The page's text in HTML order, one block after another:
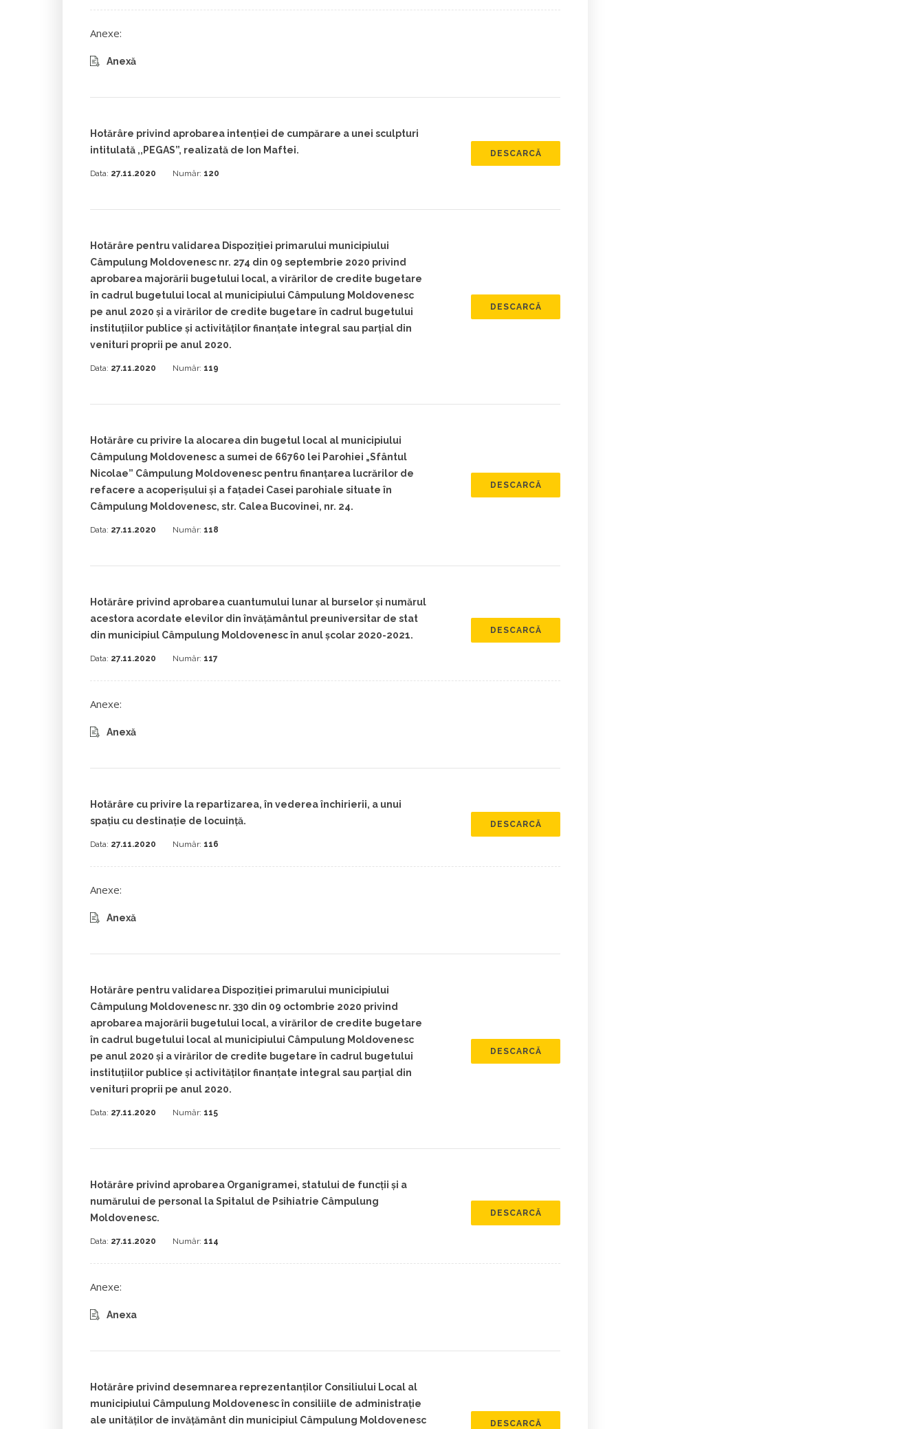
Anexe:
Anexă
Hotărâre privind aprobarea intenției de cumpărare a unei sculpturi
intitulată ,,PEGAS”, realizată de Ion Maftei.
Data: 27.11.2020 Număr: 120
DESCARCĂ
Hotărâre pentru validarea Dispoziției primarului municipiului
Câmpulung Moldovenesc nr. 274 din 09 septembrie 2020 privind
aprobarea majorării bugetului local, a virărilor de credite bugetare
în cadrul bugetului local al municipiului Câmpulung Moldovenesc
pe anul 2020 și a virărilor de credite bugetare în cadrul bugetului
instituțiilor publice și activităților finanțate integral sau parțial din
venituri proprii pe anul 2020.
Data: 27.11.2020 Număr: 119
DESCARCĂ
Hotărâre cu privire la alocarea din bugetul local al municipiului
Câmpulung Moldovenesc a sumei de 66760 lei Parohiei „Sfântul
Nicolae” Câmpulung Moldovenesc pentru finanţarea lucrărilor de
refacere a acoperișului și a fațadei Casei parohiale situate în
Câmpulung Moldovenesc, str. Calea Bucovinei, nr. 24.
Data: 27.11.2020 Număr: 118
DESCARCĂ
Hotărâre privind aprobarea cuantumului lunar al burselor şi numărul
acestora acordate elevilor din învăţământul preuniversitar de stat
din municipiul Câmpulung Moldovenesc în anul şcolar 2020-2021.
Data: 27.11.2020 Număr: 117
DESCARCĂ
Anexe:
Anexă
Hotărâre cu privire la repartizarea, în vederea închirierii, a unui
spațiu cu destinație de locuință.
Data: 27.11.2020 Număr: 116
DESCARCĂ
Anexe:
Anexă
Hotărâre pentru validarea Dispoziției primarului municipiului
Câmpulung Moldovenesc nr. 330 din 09 octombrie 2020 privind
aprobarea majorării bugetului local, a virărilor de credite bugetare
în cadrul bugetului local al municipiului Câmpulung Moldovenesc
pe anul 2020 și a virărilor de credite bugetare în cadrul bugetului
instituțiilor publice și activităților finanțate integral sau parțial din
venituri proprii pe anul 2020.
Data: 27.11.2020 Număr: 115
DESCARCĂ
Hotărâre privind aprobarea Organigramei, statului de funcții și a
numărului de personal la Spitalul de Psihiatrie Câmpulung
Moldovenesc.
Data: 27.11.2020 Număr: 114
DESCARCĂ
Anexe:
Anexa
Hotărâre privind desemnarea reprezentanților Consiliului Local al
municipiului Câmpulung Moldovenesc în consiliile de administrație
ale unităților de invățământ din municipiul Câmpulung Moldovenesc
DESCARCĂ